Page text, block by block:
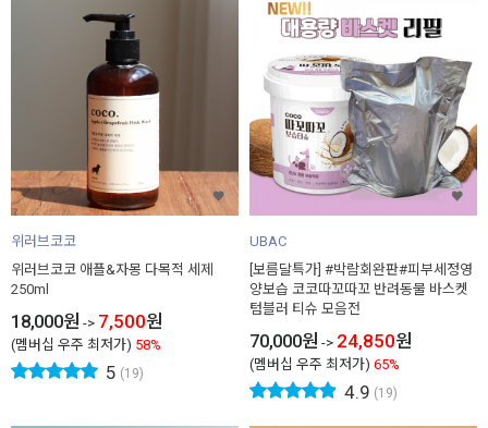
위러브코코
위러브코코 애플&자몽 다목적 세제
250ml
18,000원 -> 7,500원
(멤버십 우주 최저가) 58%
5 (19)
UBAC
[보름달특가] #박람회완판#피부세정영
양보습 코코따꼬따꼬 반려동물 바스켓
텀블러 티슈 모음전
70,000원 -> 24,850원
(멤버십 우주 최저가) 65%
4.9 (19)